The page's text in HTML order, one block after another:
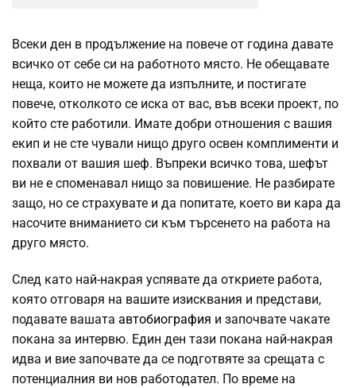
Всеки ден в продължение на повече от година давате
всичко от себе си на работното място. Не обещавате
неща, които не можете да изпълните, и постигате
повече, отколкото се иска от вас, във всеки проект, по
който сте работили. Имате добри отношения с вашия
екип и не сте чували нищо друго освен комплименти и
похвали от вашия шеф. Въпреки всичко това, шефът
ви не е споменавал нищо за повишение. Не разбирате
защо, но се страхувате и да попитате, което ви кара да
насочите вниманието си към търсенето на работа на
друго място.
След като най-накрая успявате да откриете работа,
която отговаря на вашите изисквания и представи,
подавате вашата автобиография и започвате чакате
покана за интервю. Един ден тази покана най-накрая
идва и вие започвате да се подготвяте за срещата с
потенциалния ви нов работодател. По време на